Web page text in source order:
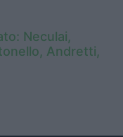
Neculai,
Andretti,